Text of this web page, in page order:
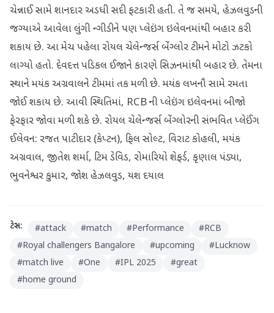
ચેન્નાઈ સામે શાનદાર અડધી સદી ફટકારી હતી. તે જ સમયે, હેઝલવુડની
જગ્યાએ આવેલા લુંગી ન્ગીડીને પણ પ્લેઇંગ ઇલેવનમાંથી બહાર કરી
શકાય છે. આ મેચ પહેલા રોયલ ચેલેન્જર્સ બેંગ્લોર ટીમને મોટો ઝટકો
લાગ્યો હતો. દેવદત્ત પડિકલ ઈજાને કારણે સિઝનમાંથી બહાર છે. તેમના
સ્થાને મયંક અગ્રવાલને ટીમમાં તક મળી છે. મયંક લખનૌ સામે રમતા
જોઈ શકાય છે. આવી સ્થિતિમાં, RCB ની પ્લેઇંગ ઇલેવનમાં બીજો
ફેરફાર જોવા મળી શકે છે. રોયલ ચેલેન્જર્સ બેંગ્લોરની સંભવિત પ્લેઈંગ
ઈલેવન: રજત પાટીદાર (કેપ્ટન), ફિલ સોલ્ટ, વિરાટ કોહલી, મયંક
અગ્રવાલ, જીતેશ શર્મા, ટિમ ડેવિડ, રોમારિયો શેફર્ડ, કૃણાલ પંડ્યા,
ભુવનેશ્વર કુમાર, જોશ હેઝલવુડ, યશ દયાલ
ટેગ્સ: #attack #match #Performance #RCB
#Royal challengers Bangalore #upcoming #Lucknow
#match live #One #IPL 2025 #great
#home ground